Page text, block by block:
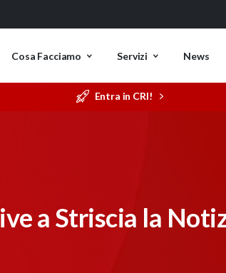
Cosa Facciamo Servizi News
Entra in CRI!
a Striscia la